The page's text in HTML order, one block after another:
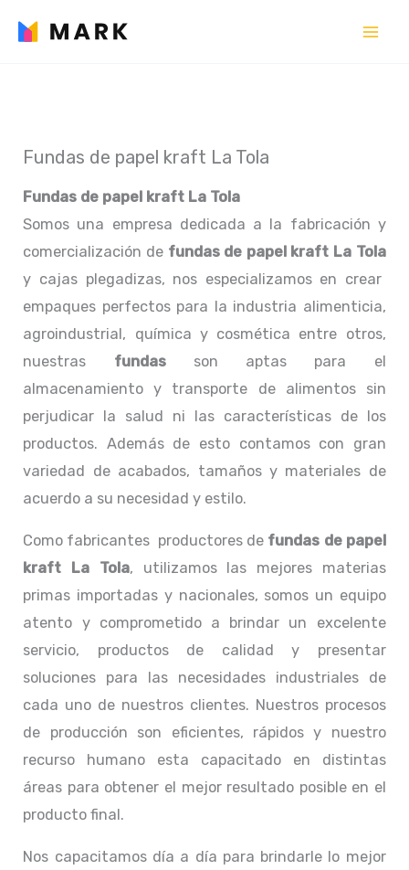
Fundas de papel kraft La Tola
Fundas de papel kraft La Tola
Somos una empresa dedicada a la fabricación y
comercialización de fundas de papel kraft La Tola
y cajas plegadizas, nos especializamos en crear
empaques perfectos para la industria alimenticia,
agroindustrial, química y cosmética entre otros,
nuestras fundasson aptas para el
almacenamiento y transporte de alimentos sin
perjudicar la salud ni las características de los
productos. Además de esto contamos con gran
variedad de acabados, tamaños y materiales de
acuerdo a su necesidad y estilo.
Como fabricantes productores de fundas de papel
kraft La Tola, utilizamos las mejores materias
primas importadas y nacionales, somos un equipo
atento y comprometido a brindar un excelente
servicio, productos de calidad y presentar
soluciones para las necesidades industriales de
cada uno de nuestros clientes. Nuestros procesos
de producción son eficientes, rápidos y nuestro
recurso humano esta capacitado en distintas
áreas para obtener el mejor resultado posible en el
producto final.
Nos capacitamos día a día para brindarle lo mejor